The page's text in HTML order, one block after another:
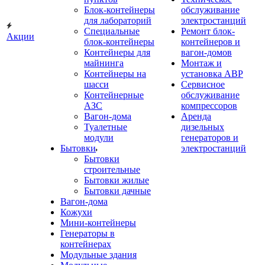
Акции
Блок-контейнеры
для лабораторий
Специальные
блок-контейнеры
Контейнеры для
майнинга
Контейнеры на
шасси
Контейнерные
АЗС
Вагон-дома
Туалетные
модули
Бытовки
Бытовки
строительные
Бытовки жилые
Бытовки дачные
Вагон-дома
Кожухи
Мини-контейнеры
Генераторы в
контейнерах
Модульные здания
обслуживание
электростанций
Ремонт блок-
контейнеров и
вагон-домов
Монтаж и
установка АВР
Сервисное
обслуживание
компрессоров
Аренда
дизельных
генераторов и
электростанций